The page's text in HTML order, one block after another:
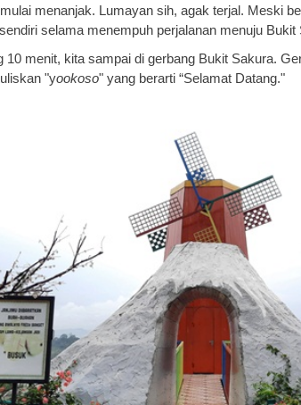
menanjak. Lumayan sih, agak terjal. Meski
selama menempuh perjalanan menuju Bukit
10 menit, kita sampai di gerbang Bukit Sakura.
"yookoso" yang berarti “Selamat Datang."